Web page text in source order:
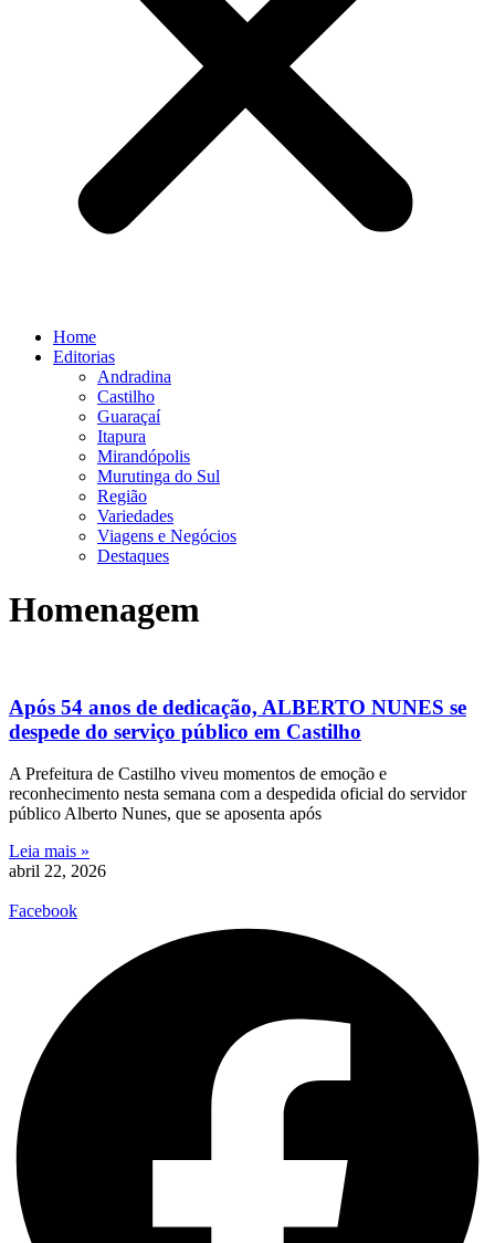
Home
Editorias
Andradina
Castilho
Guaraçaí
Itapura
Mirandópolis
Murutinga do Sul
Região
Variedades
Viagens e Negócios
Destaques
Homenagem
Após 54 anos de dedicação, ALBERTO NUNES se
despede do serviço público em Castilho
A Prefeitura de Castilho viveu momentos de emoção e
reconhecimento nesta semana com a despedida oficial do servidor
público Alberto Nunes, que se aposenta após
Leia mais »
abril 22, 2026
Facebook